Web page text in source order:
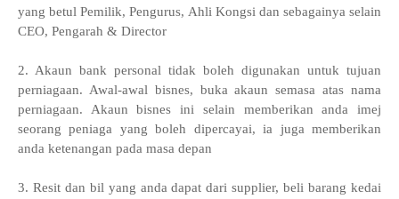
yang betul Pemilik, Pengurus, Ahli Kongsi dan sebagainya selain
CEO, Pengarah & Director
2. Akaun bank personal tidak boleh digunakan untuk tujuan
perniagaan. Awal-awal bisnes, buka akaun semasa atas nama
perniagaan. Akaun bisnes ini selain memberikan anda imej
seorang peniaga yang boleh dipercayai, ia juga memberikan
anda ketenangan pada masa depan
3. Resit dan bil yang anda dapat dari supplier, beli barang kedai